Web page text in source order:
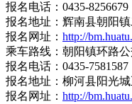
报名电话：0435-8256679
报名地址：辉南县朝阳
报名网址： http://
乘车路线：朝阳镇环路公
报名电话：0435-7581587
报名地址：柳河县阳光城
报名网址： http://